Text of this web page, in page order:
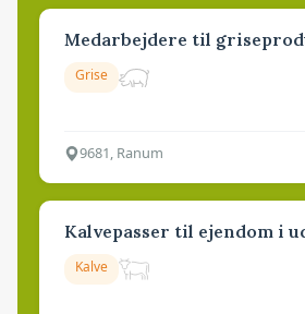
Medarbejdere til
Grise
9681, Ranum
Kalvepasser til ejendom i
Kalve